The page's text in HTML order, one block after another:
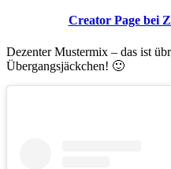
Creator Page bei
Dezenter Mustermix – das ist
Übergangsjäckchen! 🙂